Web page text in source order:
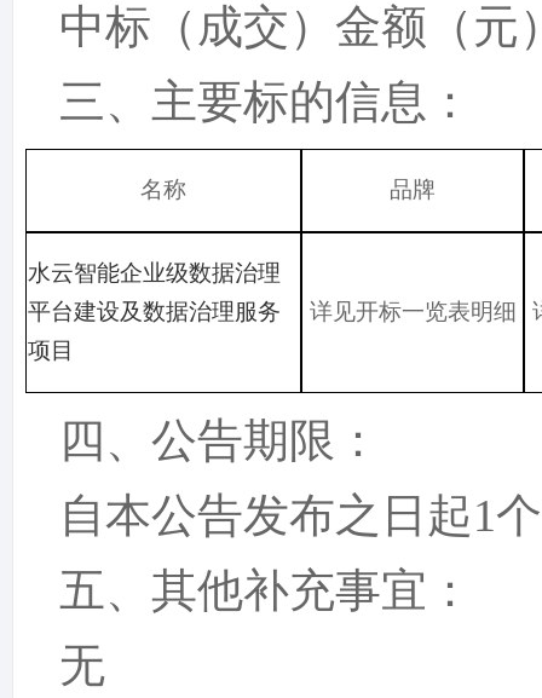
中标（成交）金额（元
三、主要标的信息：
名称 品牌
水云智能企业级数据治理
平台建设及数据治理服务
项目
详见开标一览表明细
四、公告期限：
自本公告发布之日起1
五、其他补充事宜：
无